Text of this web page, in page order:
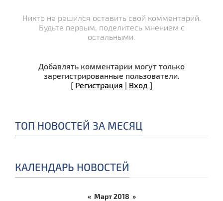
Никто не решился оставить свой комментарий.
Будьте первым, поделитесь мнением с
остальными.
Добавлять комментарии могут только
зарегистрированные пользователи.
[ Регистрация | Вход ]
ТОП НОВОСТЕЙ ЗА МЕСЯЦ
КАЛЕНДАРЬ НОВОСТЕЙ
« Март 2018 »